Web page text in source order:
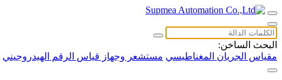
البحث الساخن:
مقياس الجريان المغناطيسي مستشعر وجهاز قياس الرقم الهيدروجيني